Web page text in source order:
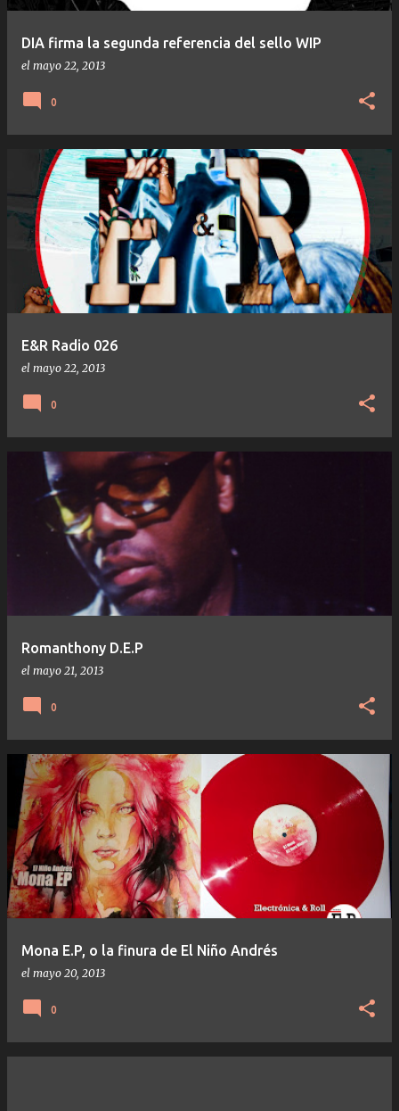
DIA firma la segunda referencia del sello WIP
el mayo 22, 2013
0
E&R Radio 026
el mayo 22, 2013
0
Romanthony D.E.P
el mayo 21, 2013
0
Mona E.P, o la finura de El Niño Andrés
el mayo 20, 2013
0